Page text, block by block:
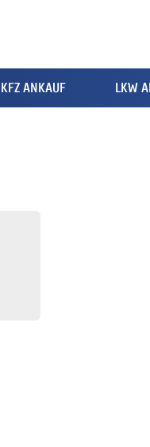
KFZ ANKAUF LKW